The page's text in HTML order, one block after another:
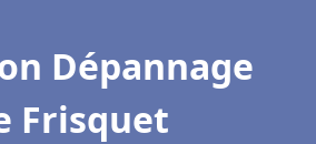
Dépannage
Frisquet